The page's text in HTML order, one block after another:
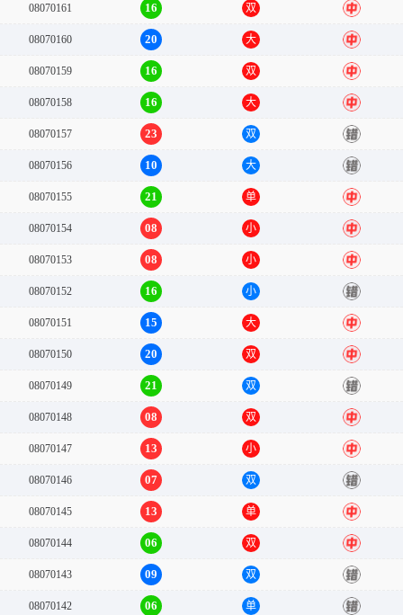
08070161 16 双 中
08070160 20 大 中
08070159 16 双 中
08070158 16 大 中
08070157 23 双 错
08070156 10 大 错
08070155 21 单 中
08070154 08 小 中
08070153 08 小 中
08070152 16 小 错
08070151 15 大 中
08070150 20 双 中
08070149 21 双 错
08070148 08 双 中
08070147 13 小 中
08070146 07 双 错
08070145 13 单 中
08070144 06 双 中
08070143 09 双 错
08070142 06 单 错